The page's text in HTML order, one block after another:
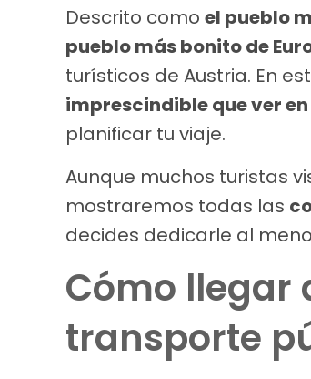
Descrito como el pueblo
pueblo más bonito de
turísticos de Austria. En
imprescindible que ver
planificar tu viaje.
Aunque muchos turistas
mostraremos todas las
decides dedicarle al
Cómo llegar
transporte